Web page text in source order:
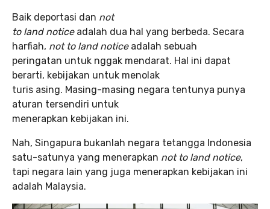
Baik deportasi dan not
to land noticeadalah dua hal yang berbeda. Secara
harfiah, not to land noticeadalah sebuah
peringatan untuk nggak mendarat. Hal ini dapat
berarti, kebijakan untuk menolak
turis asing. Masing-masing negara tentunya punya
aturan tersendiri untuk
menerapkan kebijakan ini.
Nah, Singapura bukanlah negara tetangga Indonesia
satu-satunya yang menerapkan not to land notice,
tapi negara lain yang juga menerapkan kebijakan ini
adalah Malaysia.